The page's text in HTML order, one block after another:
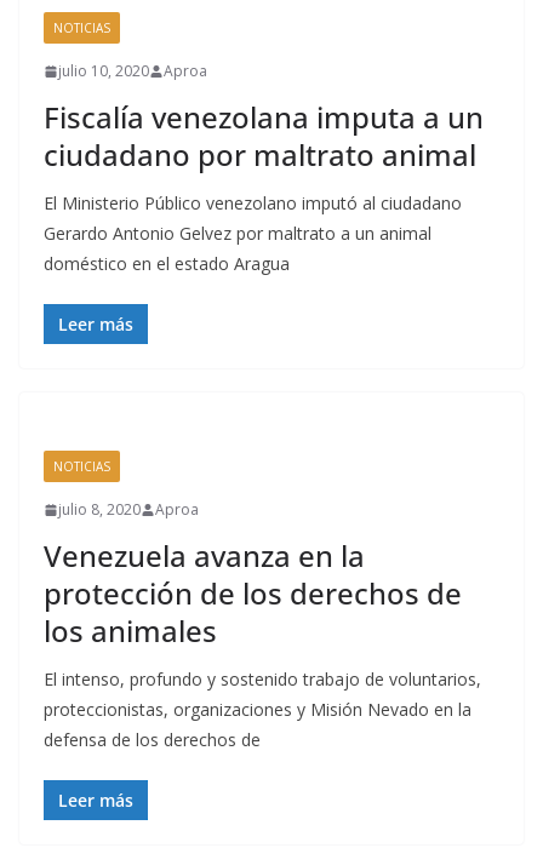
NOTICIAS
julio 10, 2020 Aproa
Fiscalía venezolana imputa a un
ciudadano por maltrato animal
El Ministerio Público venezolano imputó al ciudadano
Gerardo Antonio Gelvez por maltrato a un animal
doméstico en el estado Aragua
Leer más
NOTICIAS
julio 8, 2020 Aproa
Venezuela avanza en la
protección de los derechos de
los animales
El intenso, profundo y sostenido trabajo de voluntarios,
proteccionistas, organizaciones y Misión Nevado en la
defensa de los derechos de
Leer más